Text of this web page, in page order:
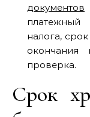
документов
платежный
налога,
проверка.
Срок